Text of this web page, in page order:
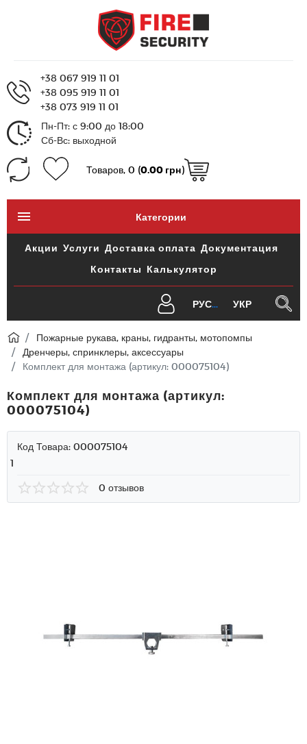
+38 067 919 11 01
+38 095 919 11 01
+38 073 919 11 01
Пн-Пт: с 9:00 до 18:00
Сб-Вс: выходной
Товаров, 0 (0.00 грн)
Категории
Акции Услуги Доставка оплата Документация
Контакты Калькулятор
РУС УКР
Пожарные рукава, краны, гидранты, мотопомпы
Дренчеры, спринклеры, аксессуары
Комплект для монтажа (артикул: 000075104)
Комплект для монтажа (артикул:
000075104)
Код Товара: 000075104
1
0 отзывов